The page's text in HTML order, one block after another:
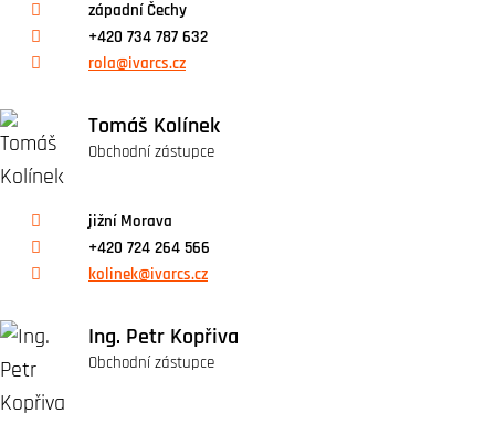
západní Čechy
+420 734 787 632
rola@ivarcs.cz
Tomáš Kolínek
Obchodní zástupce
jižní Morava
+420 724 264 566
kolinek@ivarcs.cz
Ing. Petr Kopřiva
Obchodní zástupce